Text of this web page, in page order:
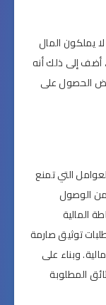
يملكون المال
أضف إلى ذلك أنه
الحصول على
التي تمنع
الوصول
المالية
توثيق صارمة
وبناء على
المطلوبة